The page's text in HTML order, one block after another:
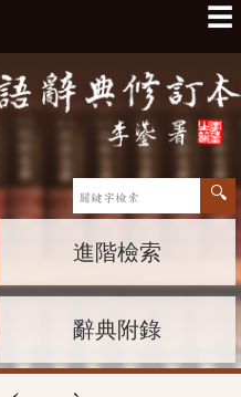
☰
進階檢索
辭典附錄